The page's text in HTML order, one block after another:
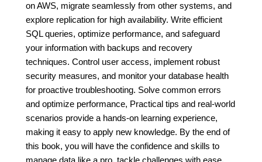
on AWS, migrate seamlessly from other systems, and
explore replication for high availability. Write efficient
SQL queries, optimize performance, and safeguard
your information with backups and recovery
techniques. Control user access, implement robust
security measures, and monitor your database health
for proactive troubleshooting. Solve common errors
and optimize performance, Practical tips and real-world
scenarios provide a hands-on learning experience,
making it easy to apply new knowledge. By the end of
this book, you will have the confidence and skills to
manage data like a pro, tackle challenges with ease,